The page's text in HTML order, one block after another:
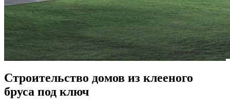
Строительство домов из клееного
бруса под ключ